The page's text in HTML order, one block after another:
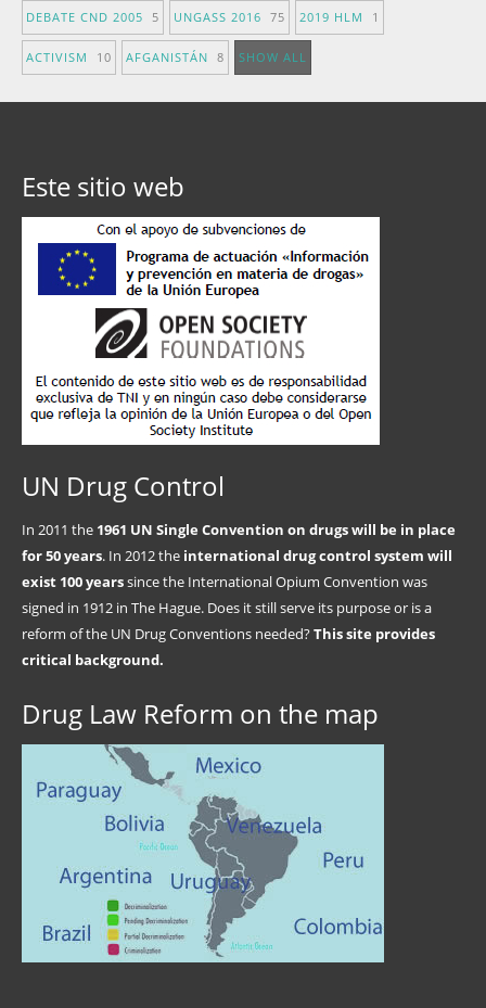
DEBATE CND 2005 5 UNGASS 2016 75 2019 HLM 1
ACTIVISM 10 AFGANISTÁN 8 SHOW ALL
Este sitio web
UN Drug Control
In 2011 the 1961 UN Single Convention on drugs will be in place
for 50 years. In 2012 the international drug control system will
exist 100 yearssince the International Opium Convention was
signed in 1912 in The Hague. Does it still serve its purpose or is a
reform of the UN Drug Conventions needed?This site provides
critical background.
Drug Law Reform on the map